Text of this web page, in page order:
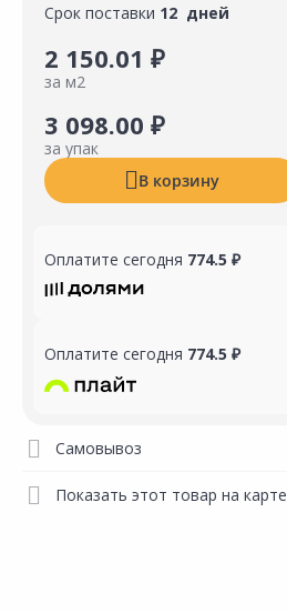
Срок поставки 12 дней
2 150.01 ₽
за м2
3 098.00 ₽
за упак
В корзину
Оплатите сегодня 774.5 ₽
Оплатите сегодня 774.5 ₽
Самовывоз
Показать этот товар на